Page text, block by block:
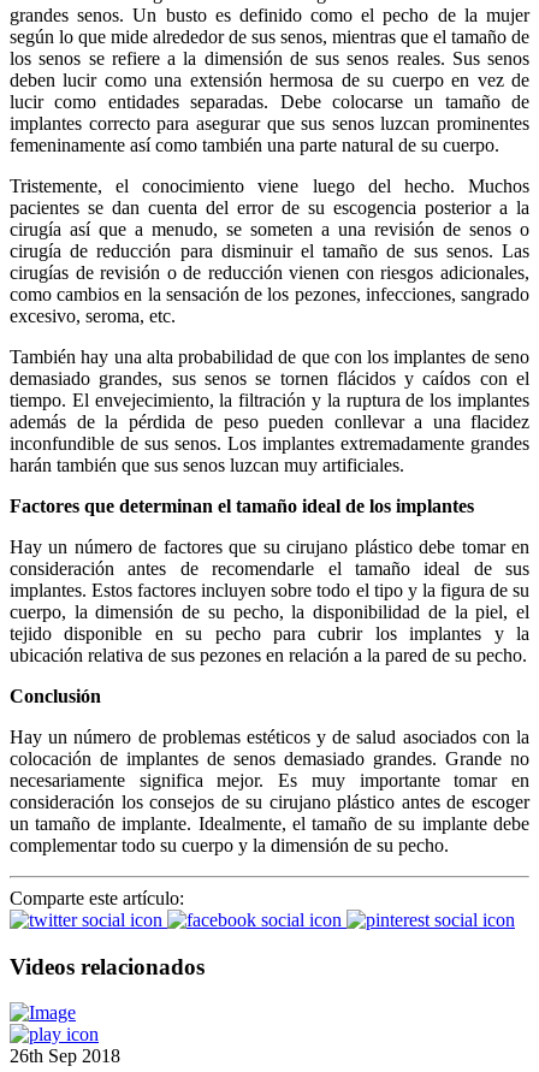
grandes senos. Un busto es definido como el pecho de la mujer
según lo que mide alrededor de sus senos, mientras que el tamaño de
los senos se refiere a la dimensión de sus senos reales. Sus senos
deben lucir como una extensión hermosa de su cuerpo en vez de
lucir como entidades separadas. Debe colocarse un tamaño de
implantes correcto para asegurar que sus senos luzcan prominentes
femeninamente así como también una parte natural de su cuerpo.
Tristemente, el conocimiento viene luego del hecho. Muchos
pacientes se dan cuenta del error de su escogencia posterior a la
cirugía así que a menudo, se someten a una revisión de senos o
cirugía de reducción para disminuir el tamaño de sus senos. Las
cirugías de revisión o de reducción vienen con riesgos adicionales,
como cambios en la sensación de los pezones, infecciones, sangrado
excesivo, seroma, etc.
También hay una alta probabilidad de que con los implantes de seno
demasiado grandes, sus senos se tornen flácidos y caídos con el
tiempo. El envejecimiento, la filtración y la ruptura de los implantes
además de la pérdida de peso pueden conllevar a una flacidez
inconfundible de sus senos. Los implantes extremadamente grandes
harán también que sus senos luzcan muy artificiales.
Factores que determinan el tamaño ideal de los implantes
Hay un número de factores que su cirujano plástico debe tomar en
consideración antes de recomendarle el tamaño ideal de sus
implantes. Estos factores incluyen sobre todo el tipo y la figura de su
cuerpo, la dimensión de su pecho, la disponibilidad de la piel, el
tejido disponible en su pecho para cubrir los implantes y la
ubicación relativa de sus pezones en relación a la pared de su pecho.
Conclusión
Hay un número de problemas estéticos y de salud asociados con la
colocación de implantes de senos demasiado grandes. Grande no
necesariamente significa mejor. Es muy importante tomar en
consideración los consejos de su cirujano plástico antes de escoger
un tamaño de implante. Idealmente, el tamaño de su implante debe
complementar todo su cuerpo y la dimensión de su pecho.
Comparte este artículo:
Videos relacionados
26th Sep 2018